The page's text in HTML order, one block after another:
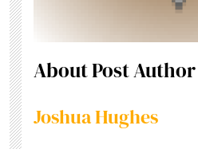
About Post Author
Joshua Hughes